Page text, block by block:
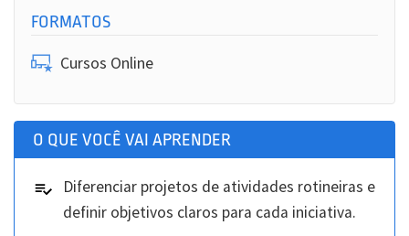
FORMATOS
Cursos Online
O QUE VOCÊ VAI APRENDER
Diferenciar projetos de atividades rotineiras e
definir objetivos claros para cada iniciativa.